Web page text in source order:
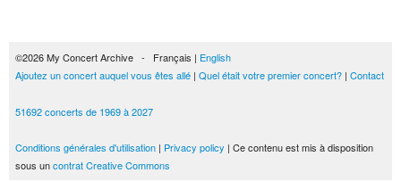
©2026 My Concert Archive - Français | English
Ajoutez un concert auquel vous êtes allé | Quel était votre premier concert? | Contact
51692 concerts de 1969 à 2027
Conditions générales d'utilisation | Privacy policy | Ce contenu est mis à disposition
sous uncontrat Creative Commons